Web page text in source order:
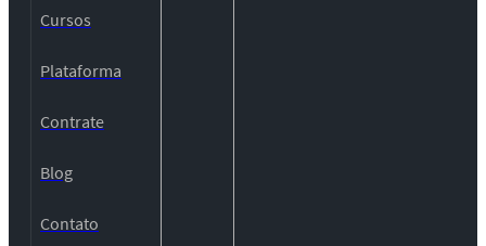
Cursos
Plataforma
Contrate
Blog
Contato